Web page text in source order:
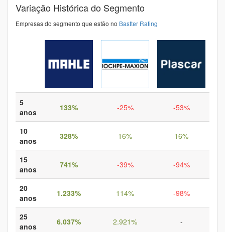
Variação Histórica do Segmento
Empresas do segmento que estão no Bastter Rating
5
anos
133% -25% -53%
10
anos
328% 16% 16%
15
anos
741% -39% -94%
20
anos
1.233% 114% -98%
25
anos
6.037% 2.921% -